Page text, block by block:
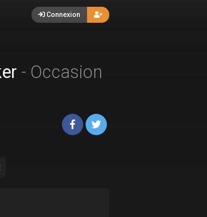
Connexion
- Occasion